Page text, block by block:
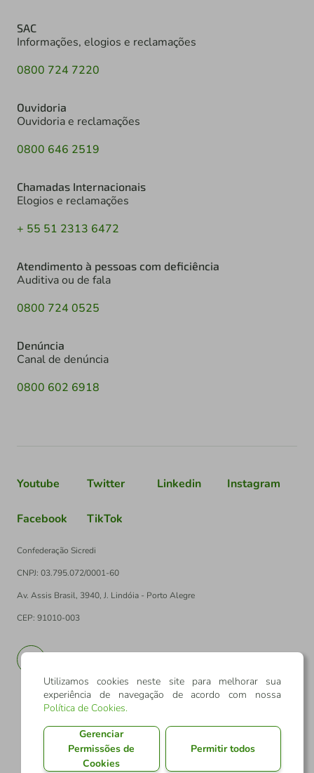
SAC
Informações, elogios e reclamações
0800 724 7220
Ouvidoria
Ouvidoria e reclamações
0800 646 2519
Chamadas Internacionais
Elogios e reclamações
+ 55 51 2313 6472
Atendimento à pessoas com deficiência
Auditiva ou de fala
0800 724 0525
Denúncia
Canal de denúncia
0800 602 6918
Youtube Twitter Linkedin Instagram
Facebook TikTok
Confederação Sicredi
CNPJ: 03.795.072/0001-60
Av. Assis Brasil, 3940, J. Lindóia - Porto Alegre
CEP: 91010-003
Utilizamos cookies neste site para melhorar sua
experiência de navegação de acordo com nossa
Política de Cookies.
Gerenciar
Permissões de
Cookies
Permitir todos